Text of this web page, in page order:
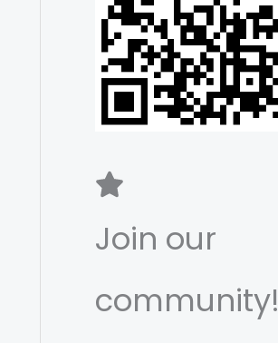
Join our
community!